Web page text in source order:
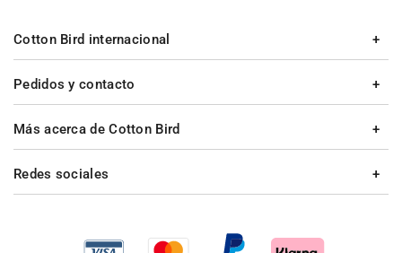
Pedidos y contacto
Más acerca de Cotton Bird
Cotton Bird internacional
Redes sociales